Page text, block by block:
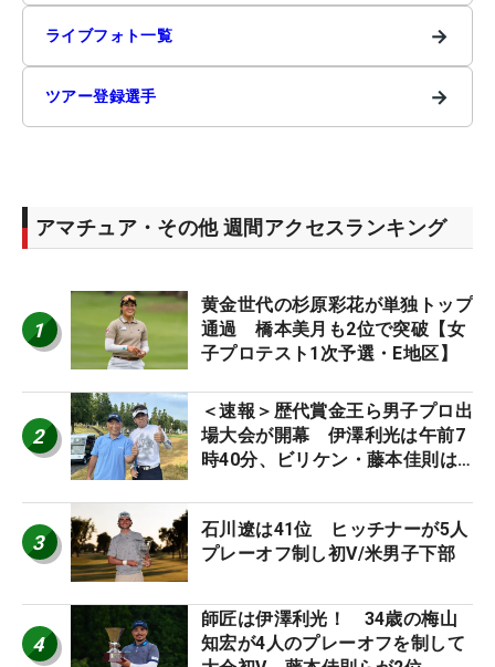
ライブフォト一覧 →
ツアー登録選手 →
アマチュア・その他 週間アクセスランキング
1
黄金世代の杉原彩花が単独トップ
通過 橋本美月も2位で突破【女
子プロテスト1次予選・E地区】
2
＜速報＞歴代賞金王ら男子プロ出
場大会が開幕 伊澤利光は午前7
時40分、ビリケン・藤本佳則は
STAGE JOYX OPEN】
3
石川遼は41位 ヒッチナーが5人
プレーオフ制し初V/米男子下部
4
師匠は伊澤利光！ 34歳の梅山
知宏が4人のプレーオフを制して